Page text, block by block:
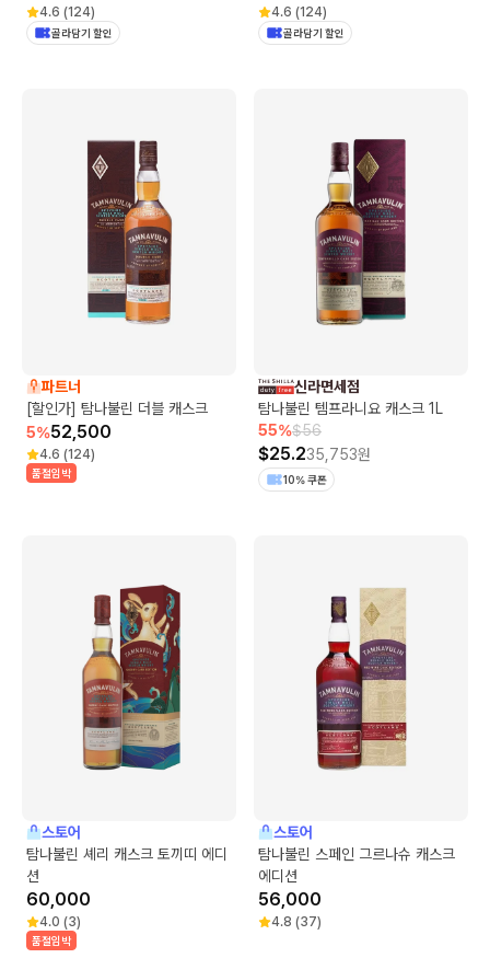
4.6 (124)
골라담기 할인
4.6 (124)
골라담기 할인
파트너
[할인가] 탐나불린 더블 캐스크
5%52,500
4.6 (124)
품절임박
신라면세점
탐나불린 템프라니요 캐스크 1L
55%$56
$25.235,753원
10% 쿠폰
스토어
탐나불린 셰리 캐스크 토끼띠 에디
션
60,000
4.0 (3)
품절임박
스토어
탐나불린 스페인 그르나슈 캐스크
에디션
56,000
4.8 (37)